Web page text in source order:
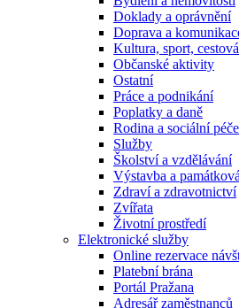
Doklady a oprávnění
Doprava a
Kultura, sport,
Občanské aktivity
Ostatní
Práce a podnikání
Poplatky a daně
Rodina a sociální péče
Služby
Školství a vzdělávání
Výstavba a
Zdraví a zdravotnictví
Zvířata
Životní prostředí
Elektronické služby
Online rezervace
Platební brána
Portál Pražana
Adresář zaměstnanců